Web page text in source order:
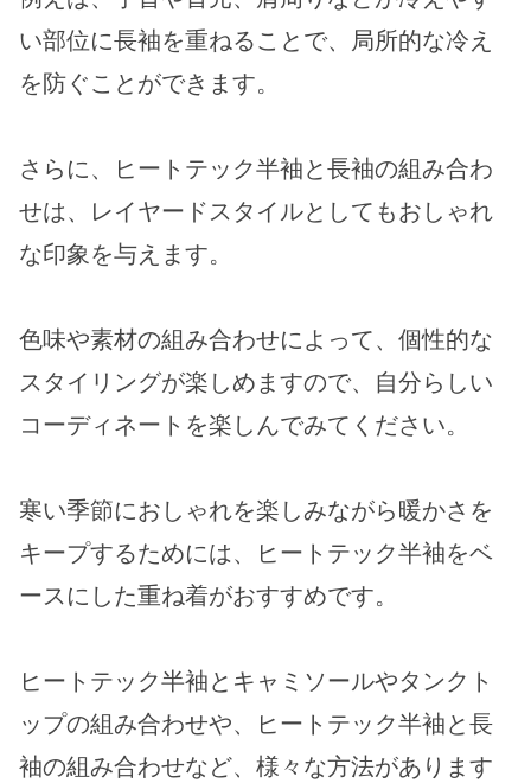
い部位に長袖を重ねることで、局所的な冷え
を防ぐことができます。
さらに、ヒートテック半袖と長袖の組み合わ
せは、レイヤードスタイルとしてもおしゃれ
な印象を与えます。
色味や素材の組み合わせによって、個性的な
スタイリングが楽しめますので、自分らしい
コーディネートを楽しんでみてください。
寒い季節におしゃれを楽しみながら暖かさを
キープするためには、ヒートテック半袖をベ
ースにした重ね着がおすすめです。
ヒートテック半袖とキャミソールやタンクト
ップの組み合わせや、ヒートテック半袖と長
袖の組み合わせなど、様々な方法があります